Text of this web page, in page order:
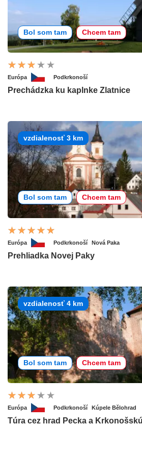
Bol som tam Chcem tam
Európa Podkrkonoší
Prechádzka ku kaplnke Zlatnice
vzdialenosť 3 km
Bol som tam Chcem tam
Európa Podkrkonoší Nová Paka
Prehliadka Novej Paky
vzdialenosť 4 km
Bol som tam Chcem tam
Európa Podkrkonoší Kúpele Bělohrad
Túra cez hrad Pecka a